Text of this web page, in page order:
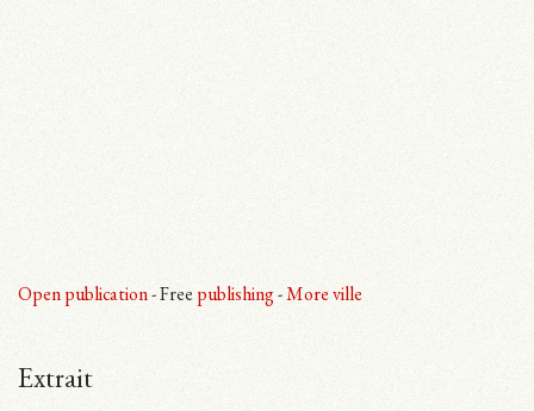
Open publication- Free publishing -More ville
Extrait